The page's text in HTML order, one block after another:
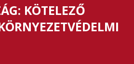
KÖTELEZŐ